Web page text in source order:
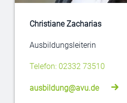
Christiane Zacharias
Ausbildungsleiterin
Telefon: 02332 73510
ausbildung@avu.de